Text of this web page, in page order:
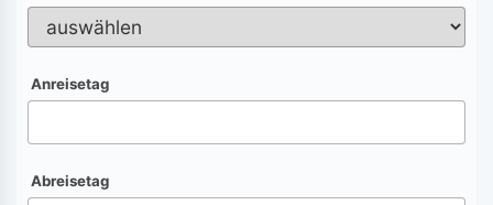
Anreisetag
Abreisetag